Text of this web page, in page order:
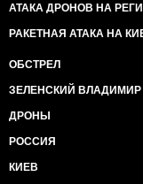
АТАКА ДРОНОВ НА
РАКЕТНАЯ АТАКА НА
ОБСТРЕЛ
ЗЕЛЕНСКИЙ ВЛАДИМИР
ДРОНЫ
РОССИЯ
КИЕВ